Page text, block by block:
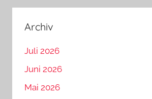
Archiv
Juli 2026
Juni 2026
Mai 2026